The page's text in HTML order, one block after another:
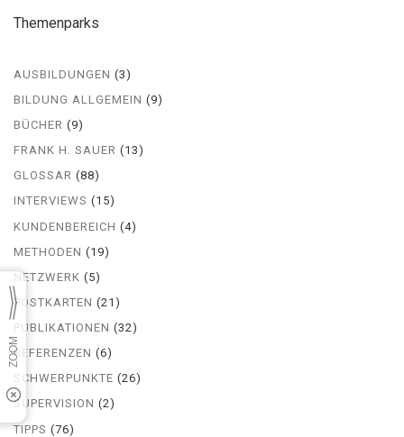
Themenparks
AUSBILDUNGEN (3)
BILDUNG ALLGEMEIN (9)
BÜCHER (9)
FRANK H. SAUER (13)
GLOSSAR (88)
INTERVIEWS (15)
KUNDENBEREICH (4)
METHODEN (19)
NETZWERK (5)
POSTKARTEN (21)
PUBLIKATIONEN (32)
REFERENZEN (6)
SCHWERPUNKTE (26)
SUPERVISION (2)
TIPPS (76)